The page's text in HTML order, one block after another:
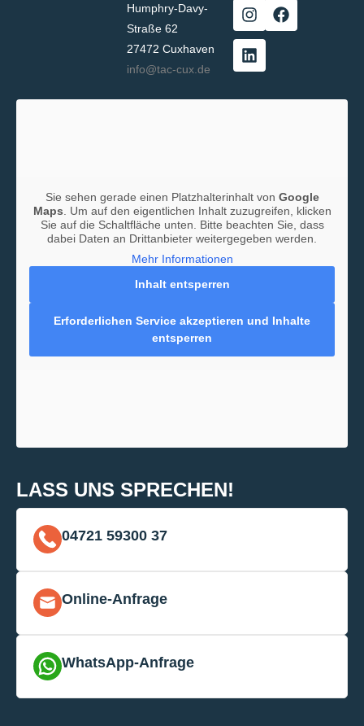
Humphry-Davy-
Straße 62
27472 Cuxhaven
info@tac-cux.de
Sie sehen gerade einen Platzhalterinhalt von Google
Maps . Um auf den eigentlichen Inhalt zuzugreifen, klicken
Sie auf die Schaltfläche unten. Bitte beachten Sie, dass
dabei Daten an Drittanbieter weitergegeben werden.
Mehr Informationen
Inhalt entsperren
Erforderlichen Service akzeptieren und Inhalte
entsperren
LASS UNS SPRECHEN!
04721 59300 37
Online-Anfrage
WhatsApp-Anfrage